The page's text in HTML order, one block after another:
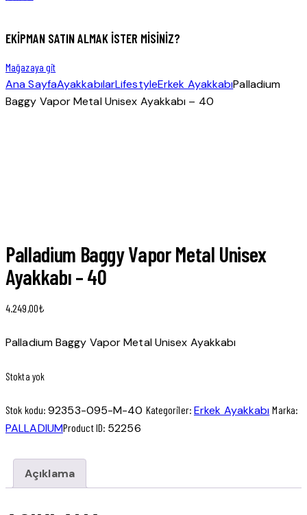
EKIPMAN SATIN ALMAK ISTER MISINIZ?
Mağazaya git
Ana SayfaAyakkabılarLifestyleErkek AyakkabıPalladium
Baggy Vapor Metal Unisex Ayakkabı – 40
Palladium Baggy Vapor Metal Unisex
Ayakkabı – 40
4.249,00₺
Palladium Baggy Vapor Metal Unisex Ayakkabı
Stokta yok
Stok kodu:92353-095-M-40 Kategoriler: Erkek Ayakkabı Marka:
PALLADIUMProduct ID: 52256
Açıklama